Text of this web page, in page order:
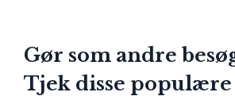
Gør som andre
Tjek disse populære